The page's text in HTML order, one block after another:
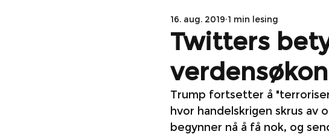
Twitters
16. aug. 2019 1 min lesing
Trump fortsetter å
hvor handelskrigen skrus
begynner nå å få nok, og